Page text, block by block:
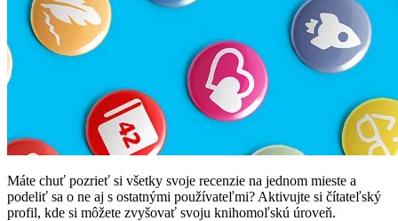
Máte chuť pozrieť si všetky svoje recenzie na jednom mieste a
podeliť sa o ne aj s ostatnými používateľmi? Aktivujte si čítateľský
profil, kde si môžete zvyšovať svoju knihomoľskú úroveň.